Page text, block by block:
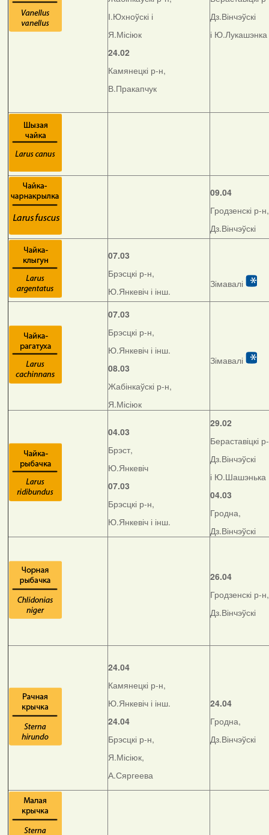
І.Юхноўскі і
Я.Місіюк
24.02
Камянецкі р-н,
В.Пракапчук
Дз.Вінчэўскі
і Ю.Лукашэнка
09.04
Гродзенскі р-н,
Дз.Вінчэўскі
07.03
Брэсцкі р-н,
Ю.Янкевіч і інш.
Зімавалі
07.03
Брэсцкі р-н,
Ю.Янкевіч і інш.
08.03
Жабінкаўскі р-н,
Я.Місіюк
Зімавалі
04.03
Брэст,
Ю.Янкевіч
07.03
Брэсцкі р-н,
Ю.Янкевіч і інш.
29.02
Бераставіцкі
Дз.Вінчэўскі
і Ю.Шашэнька
04.03
Гродна,
Дз.Вінчэўскі
26.04
Гродзенскі р-н,
Дз.Вінчэўскі
24.04
Камянецкі р-н,
Ю.Янкевіч і інш.
24.04
Брэсцкі р-н,
Я.Місіюк,
А.Сяргеева
24.04
Гродна,
Дз.Вінчэўскі